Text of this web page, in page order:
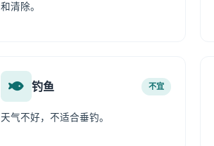
和清除。
钓鱼 不宜
天气不好，不适合垂钓。